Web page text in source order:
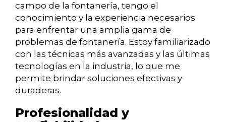
campo de la fontanería, tengo el
conocimiento y la experiencia necesarios
para enfrentar una amplia gama de
problemas de fontanería. Estoy familiarizado
con las técnicas más avanzadas y las últimas
tecnologías en la industria, lo que me
permite brindar soluciones efectivas y
duraderas.
Profesionalidad y